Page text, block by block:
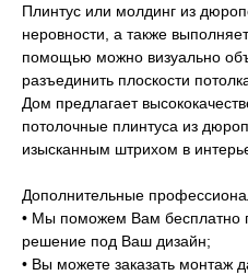
Плинтус или молдинг из
неровности, а также
помощью можно визуально
разъединить плоскости
Дом предлагает
потолочные плинтуса из
изысканным штрихом в
Дополнительные
• Мы поможем Вам бесплатно
решение под Ваш дизайн;
• Вы можете заказать монтаж